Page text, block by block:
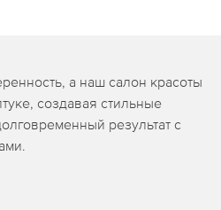
а наш салон красоты
создавая стильные
результат с